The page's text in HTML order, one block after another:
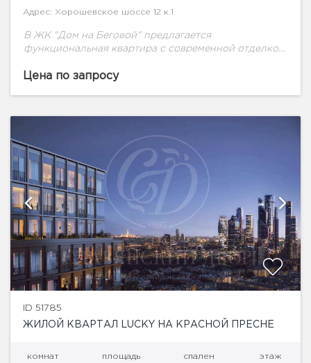
Адрес: Хорошевское шоссе 12 к.1
В ЖК "Дом на Беговой" предлагается
функциональная квартира с современной отделкой
спальни со своими гардеробными комнатами кухня-
Цена по запросу
ID 51785
ЖИЛОЙ КВАРТАЛ LUCKY НА КРАСНОЙ ПРЕСНЕ
комнат площадь спален этаж